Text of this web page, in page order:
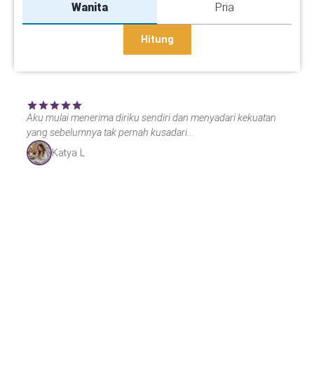
Wanita Pria
Hitung
Aku mulai menerima diriku sendiri dan menyadari kekuatan
yang sebelumnya tak pernah kusadari...
Katya L